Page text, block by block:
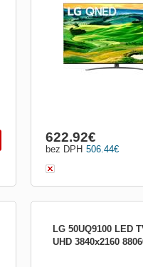
Active HDR, AI obraz
Edge LED, Lokální
Pro, AI 4K Upscaling,
T2/S2/C, H.265/HEVC,
Bluetooth, HbbTV,
506.44€
bez DPH
622.92€
LG 50UQ9100 LED
UHD 3840x2160